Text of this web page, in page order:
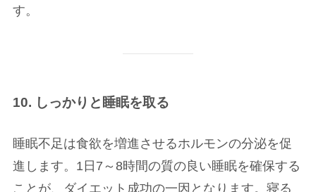
す。
10. しっかりと睡眠を取る
睡眠不足は食欲を増進させるホルモンの分泌を促
進します。1日7～8時間の質の良い睡眠を確保する
ことが、ダイエット成功の一因となります。寝る